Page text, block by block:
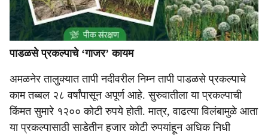
पाडळसे प्रकल्पाचे ‘गाजर’ कायम
अमळनेर तालुक्यात तापी नदीवरील निम्न तापी पाडळसे प्रकल्पाचे
काम तब्बल २८ वर्षांपासून अपूर्ण आहे. सुरुवातीला या प्रकल्पाची
किंमत सुमारे १२०० कोटी रुपये होती. मात्र, वाढत्या विलंबामुळे आता
या प्रकल्पासाठी साडेतीन हजार कोटी रुपयांहून अधिक निधी